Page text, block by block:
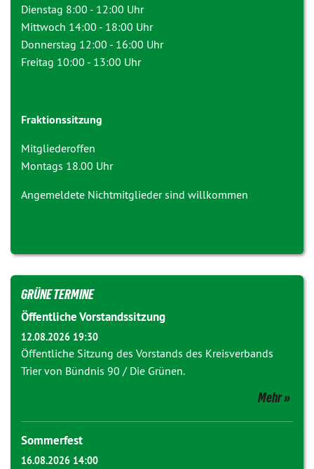
Dienstag 8:00 - 12:00 Uhr
Mittwoch 14:00 - 18:00 Uhr
Donnerstag 12:00 - 16:00 Uhr
Freitag 10:00 - 13:00 Uhr
Fraktionssitzung
Mitgliederoffen
Montags 18.00 Uhr
Angemeldete Nichtmitglieder sind willkommen
GRÜNE TERMINE
Öffentliche Vorstandssitzung
12.08.2026 19:30
Öffentliche Sitzung des Vorstands des Kreisverbands
Trier von Bündnis 90 / Die Grünen.
Mehr
Sommerfest
16.08.2026 14:00